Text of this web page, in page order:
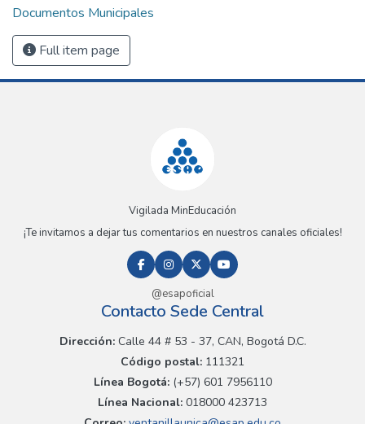
Documentos Municipales
Full item page
Vigilada MinEducación
¡Te invitamos a dejar tus comentarios en nuestros canales oficiales!
@esapoficial
Contacto Sede Central
Dirección:Calle 44 # 53 - 37, CAN, Bogotá D.C.
Código postal: 111321
Línea Bogotá:(+57) 601 7956110
Línea Nacional: 018000 423713